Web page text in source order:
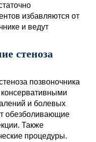
избавляются от
и ведут
стеноза
позвоночника
и болевых
обезболивающие
Также
процедуры.